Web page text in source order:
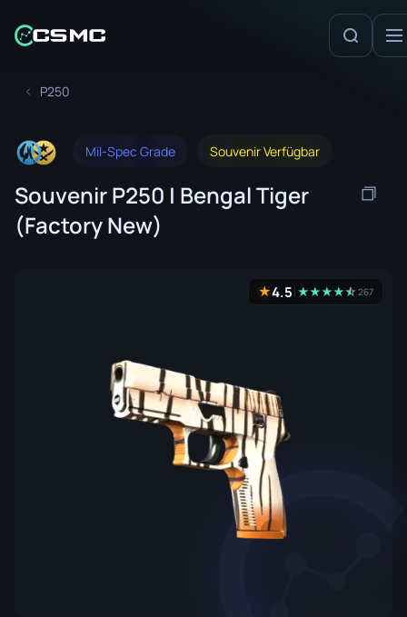
P250
Mil-Spec Grade Souvenir Verfügbar
Souvenir P250 | Bengal Tiger
(Factory New)
★4.5 ★★★★★
☆267